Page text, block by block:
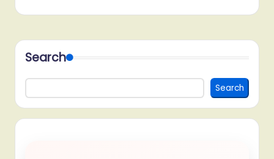
Search
Search